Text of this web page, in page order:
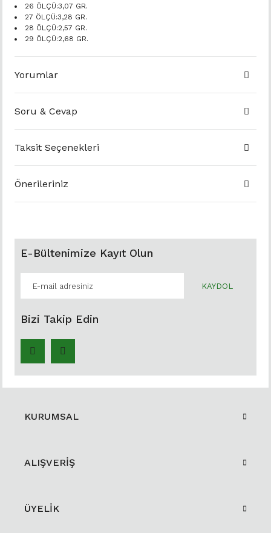
26 ÖLÇÜ:3,07 GR.
27 ÖLÇÜ:3,28 GR.
28 ÖLÇÜ:2,57 GR.
29 ÖLÇÜ:2,68 GR.
Yorumlar
Soru & Cevap
Taksit Seçenekleri
Önerileriniz
E-Bültenimize Kayıt Olun
KAYDOL
Bizi Takip Edin
KURUMSAL
ALIŞVERİŞ
ÜYELİK